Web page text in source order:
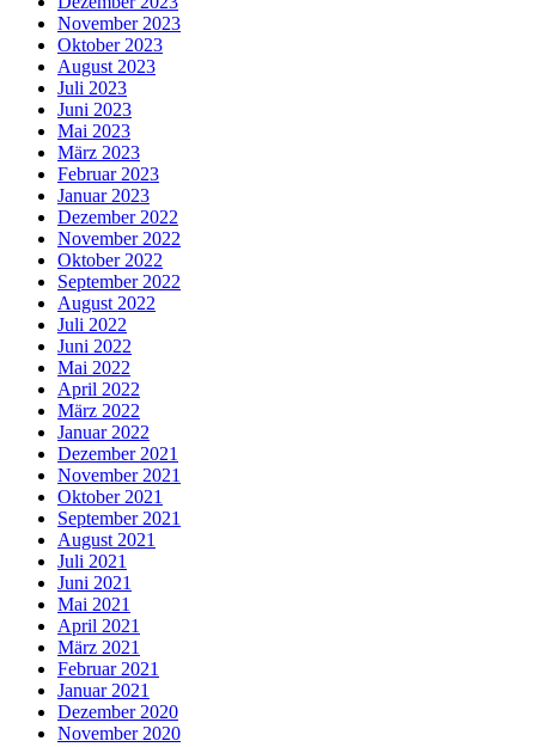
November 2023
Oktober 2023
August 2023
Juli 2023
Juni 2023
Mai 2023
März 2023
Februar 2023
Januar 2023
Dezember 2022
November 2022
Oktober 2022
September 2022
August 2022
Juli 2022
Juni 2022
Mai 2022
April 2022
März 2022
Januar 2022
Dezember 2021
November 2021
Oktober 2021
September 2021
August 2021
Juli 2021
Juni 2021
Mai 2021
April 2021
März 2021
Februar 2021
Januar 2021
Dezember 2020
November 2020